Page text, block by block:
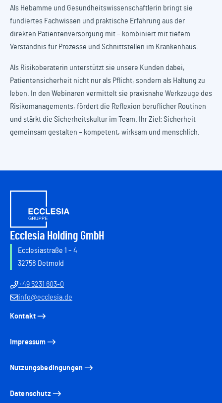
Als Hebamme und Gesundheitswissenschaftlerin bringt sie
fundiertes Fachwissen und praktische Erfahrung aus der
direkten Patientenversorgung mit – kombiniert mit tiefem
Verständnis für Prozesse und Schnittstellen im Krankenhaus.
Als Risikoberaterin unterstützt sie unsere Kunden dabei,
Patientensicherheit nicht nur als Pflicht, sondern als Haltung zu
leben. In den Webinaren vermittelt sie praxisnahe Werkzeuge des
Risikomanagements, fördert die Reflexion beruflicher Routinen
und stärkt die Sicherheitskultur im Team. Ihr Ziel: Sicherheit
gemeinsam gestalten – kompetent, wirksam und menschlich.
Ecclesia Holding GmbH
Ecclesiastraße 1 – 4
32758 Detmold
+49 5231 603-0
info@ecclesia.de
Kontakt
Impressum
Nutzungsbedingungen
Datenschutz